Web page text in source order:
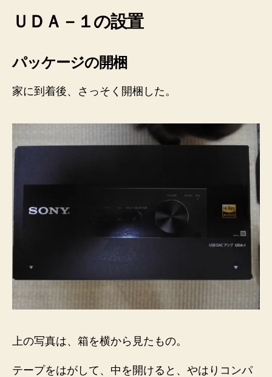
ＵＤＡ－１の設置
パッケージの開梱
家に到着後、さっそく開梱した。
上の写真は、箱を横から見たもの。
テープをはがして、中を開けると、やはりコンパ